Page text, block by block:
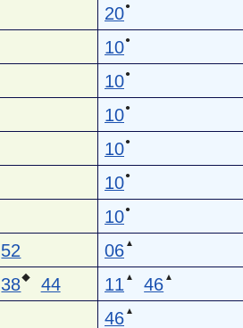
20●
10●
10●
10●
10●
10●
10●
52 06 ▲
38◆ 44 11 ▲ 46 ▲
46 ▲